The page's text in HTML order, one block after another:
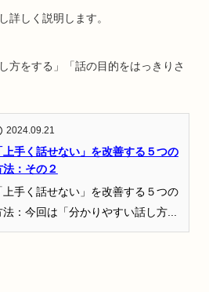
詳しく説明します。
方をする」「話の目的をはっきりさ
2024.09.21
上手く話せない」を改善する５つの
法：その２
上手く話せない」を改善する５つの
法：今回は「分かりやすい話し方...